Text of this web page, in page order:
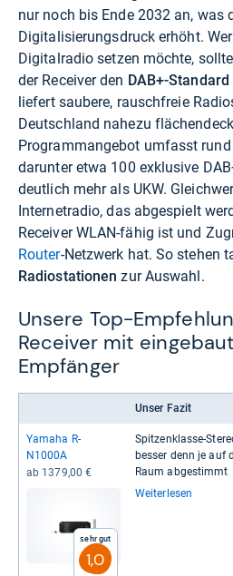
nur noch bis Ende 2032 an, was
Digitalisierungsdruck erhöht.
Digitalradio setzen möchte,
der Receiver den DAB+-
liefert saubere, rauschfreie
Deutschland nahezu
Programmangebot umfasst
darunter etwa 100 exklusive
deutlich mehr als UKW.
Internetradio, das abgespielt
Receiver WLAN-fähig ist und
Router-Netzwerk hat. So stehen
Radiostationen zur Auswahl.
Unsere Top-
Receiver mit
Empfänger
Unser Fazit
Yamaha R-​
N1000A
ab 1379,00 €
Sehr gut
1,0
Spit­zen­klasse-​
bes­ser denn je auf
Raum abge­stimmt
Weiterlesen